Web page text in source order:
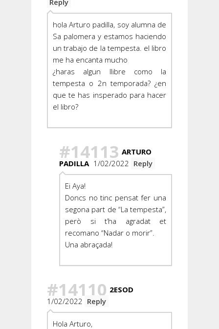
hola Arturo padilla, soy alumna de
Sa palomera y estamos haciendo
un trabajo de la tempesta. el libro
me ha encanta mucho
¿haras algun llibre como la
tempesta o 2n temporada? ¿en
que te has insperado para hacer
el libro?
#14113 ARTURO
PADILLA 1/02/2022 Reply
Ei Aya!
Doncs no tinc pensat fer una
segona part de “La tempesta”,
però si t’ha agradat et
recomano “Nadar o morir”.
Una abraçada!
#14110 2ESOD
1/02/2022 Reply
Hola Arturo,